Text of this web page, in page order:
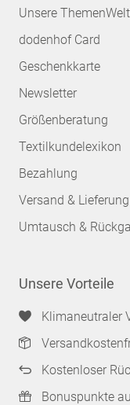
Unsere
dodenhof Card
Geschenkkarte
Newsletter
Größenberatung
Textilkundelexikon
Bezahlung
Versand & Lieferung
Umtausch &
Unsere Vorteile
Klimaneutraler
Kostenloser
Bonuspunkte